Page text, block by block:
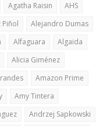
Agatha Raisin
AHS
Piñol
Alejandro Dumas
Alfaguara
Algaida
Alicia Giménez
Amazon Prime
Amy Tintera
Andrzej Sapkowski